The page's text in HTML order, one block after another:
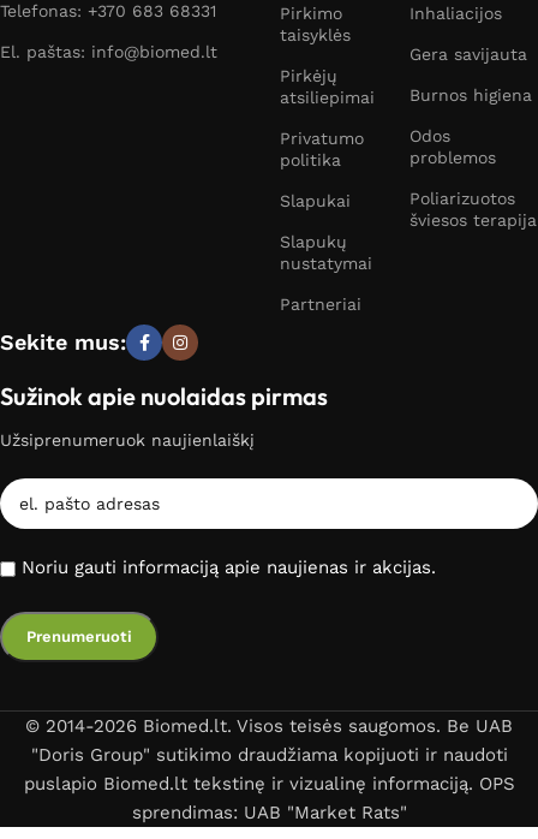
Telefonas: +370 683 68331
El. paštas: info@biomed.lt
Pirkimo
taisyklės
Pirkėjų
atsiliepimai
Privatumo
politika
Slapukai
Slapukų
nustatymai
Partneriai
Inhaliacijos
Gera savijauta
Burnos higiena
Odos
problemos
Poliarizuotos
šviesos terapija
Sekite mus:
Sužinok apie nuolaidas pirmas
Užsiprenumeruok naujienlaiškį
Noriu gauti informaciją apie naujienas ir akcijas.
© 2014-2026 Biomed.lt. Visos teisės saugomos. Be UAB
"Doris Group" sutikimo draudžiama kopijuoti ir naudoti
puslapio Biomed.lt tekstinę ir vizualinę informaciją. OPS
sprendimas: UAB "Market Rats"